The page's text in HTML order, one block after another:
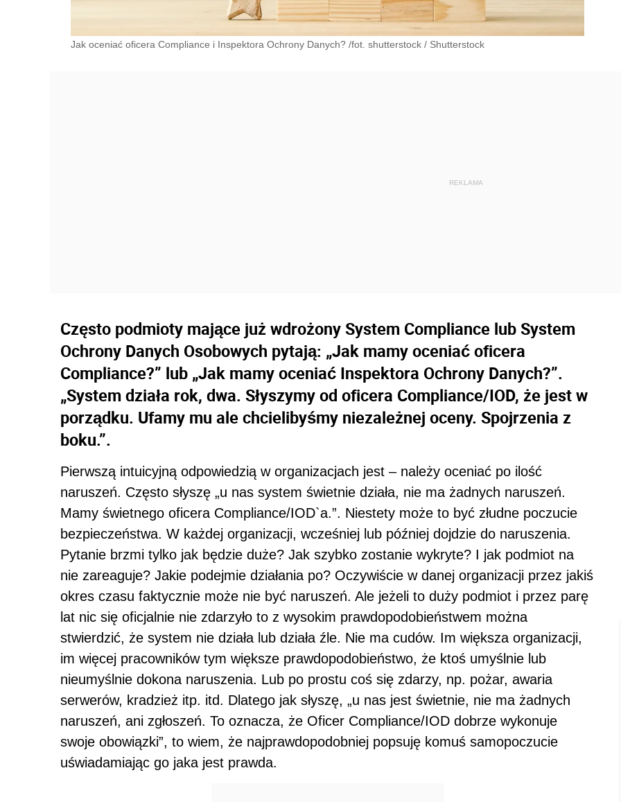
Jak oceniać oficera Compliance i Inspektora Ochrony Danych? /fot. shutterstock / Shutterstock
Często podmioty mające już wdrożony System Compliance lub System
Ochrony Danych Osobowych pytają: „Jak mamy oceniać oficera
Compliance?” lub „Jak mamy oceniać Inspektora Ochrony Danych?”.
„System działa rok, dwa. Słyszymy od oficera Compliance/IOD, że jest w
porządku. Ufamy mu ale chcielibyśmy niezależnej oceny. Spojrzenia z
boku.”.
Pierwszą intuicyjną odpowiedzią w organizacjach jest – należy oceniać po ilość
naruszeń. Często słyszę „u nas system świetnie działa, nie ma żadnych naruszeń.
Mamy świetnego oficera Compliance/IOD`a.”. Niestety może to być złudne poczucie
bezpieczeństwa. W każdej organizacji, wcześniej lub później dojdzie do naruszenia.
Pytanie brzmi tylko jak będzie duże? Jak szybko zostanie wykryte? I jak podmiot na
nie zareaguje? Jakie podejmie działania po? Oczywiście w danej organizacji przez jakiś
okres czasu faktycznie może nie być naruszeń. Ale jeżeli to duży podmiot i przez parę
lat nic się oficjalnie nie zdarzyło to z wysokim prawdopodobieństwem można
stwierdzić, że system nie działa lub działa źle. Nie ma cudów. Im większa organizacji,
im więcej pracowników tym większe prawdopodobieństwo, że ktoś umyślnie lub
nieumyślnie dokona naruszenia. Lub po prostu coś się zdarzy, np. pożar, awaria
serwerów, kradzież itp. itd. Dlatego jak słyszę, „u nas jest świetnie, nie ma żadnych
naruszeń, ani zgłoszeń. To oznacza, że Oficer Compliance/IOD dobrze wykonuje
swoje obowiązki”, to wiem, że najprawdopodobniej popsuję komuś samopoczucie
uświadamiając go jaka jest prawda.